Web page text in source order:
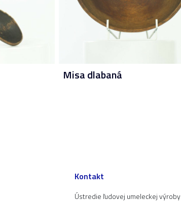
Misa dlabaná
Kontakt
Ústredie ľudovej umeleckej výroby